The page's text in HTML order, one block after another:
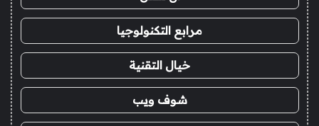
مرابع التكنولوجيا
خيال التقنية
شوف ويب